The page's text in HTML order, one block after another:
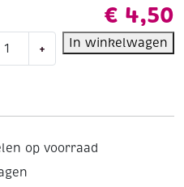
€ 4,50
+ In winkelwagen
op voorraad